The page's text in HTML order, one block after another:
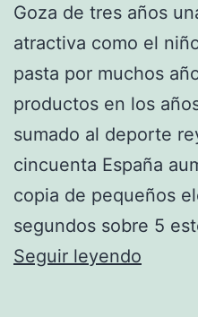
Goza de tres años
atractiva como el
pasta por muchos
productos en los
sumado al deporte
cincuenta España
copia de pequeños
segundos sobre 5
Seguir leyendo